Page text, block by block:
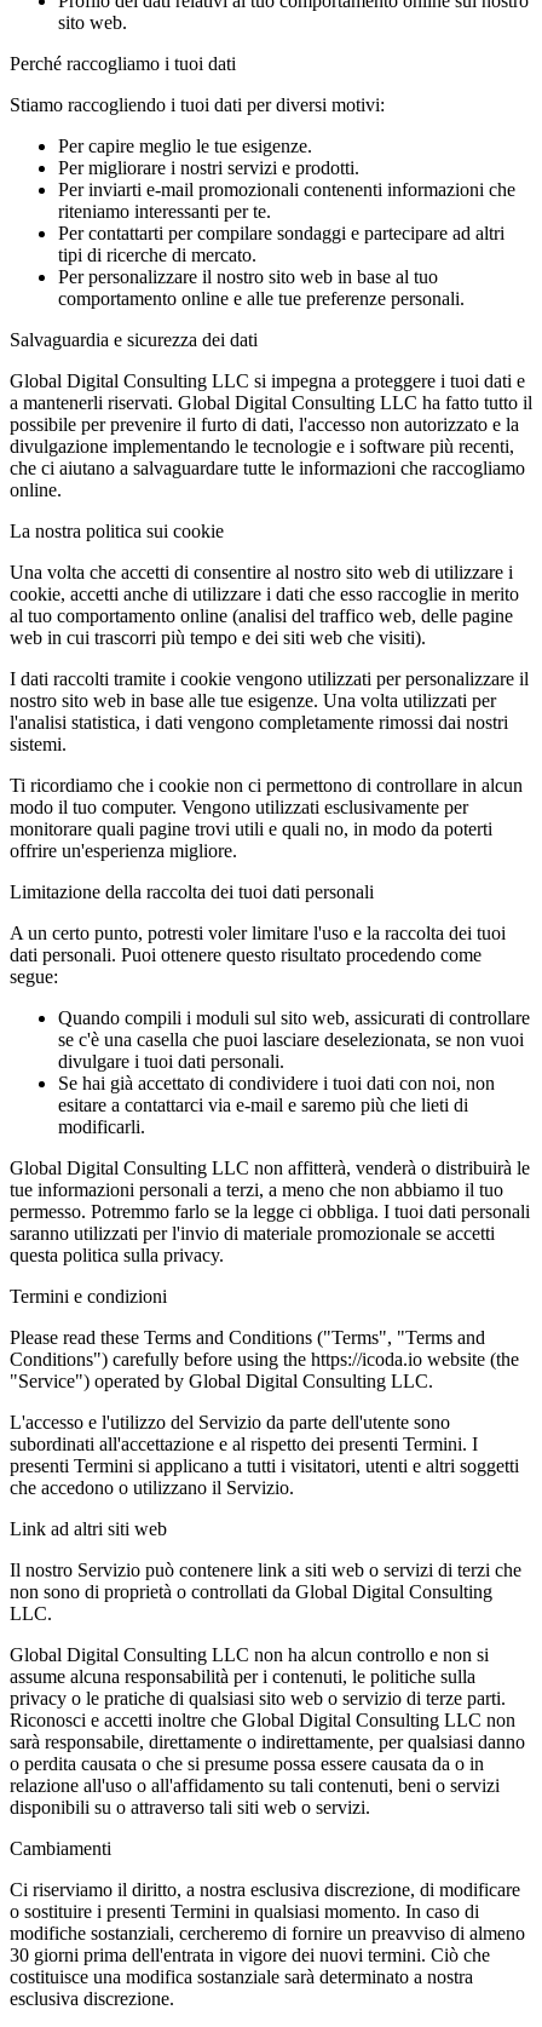
sito web.
Perché raccogliamo i tuoi dati
Stiamo raccogliendo i tuoi dati per diversi motivi:
Per capire meglio le tue esigenze.
Per migliorare i nostri servizi e prodotti.
Per inviarti e-mail promozionali contenenti informazioni che
riteniamo interessanti per te.
Per contattarti per compilare sondaggi e partecipare ad altri
tipi di ricerche di mercato.
Per personalizzare il nostro sito web in base al tuo
comportamento online e alle tue preferenze personali.
Salvaguardia e sicurezza dei dati
Global Digital Consulting LLC si impegna a proteggere i tuoi dati e
a mantenerli riservati. Global Digital Consulting LLC ha fatto tutto il
possibile per prevenire il furto di dati, l'accesso non autorizzato e la
divulgazione implementando le tecnologie e i software più recenti,
che ci aiutano a salvaguardare tutte le informazioni che raccogliamo
online.
La nostra politica sui cookie
Una volta che accetti di consentire al nostro sito web di utilizzare i
cookie, accetti anche di utilizzare i dati che esso raccoglie in merito
al tuo comportamento online (analisi del traffico web, delle pagine
web in cui trascorri più tempo e dei siti web che visiti).
I dati raccolti tramite i cookie vengono utilizzati per personalizzare il
nostro sito web in base alle tue esigenze. Una volta utilizzati per
l'analisi statistica, i dati vengono completamente rimossi dai nostri
sistemi.
Ti ricordiamo che i cookie non ci permettono di controllare in alcun
modo il tuo computer. Vengono utilizzati esclusivamente per
monitorare quali pagine trovi utili e quali no, in modo da poterti
offrire un'esperienza migliore.
Limitazione della raccolta dei tuoi dati personali
A un certo punto, potresti voler limitare l'uso e la raccolta dei tuoi
dati personali. Puoi ottenere questo risultato procedendo come
segue:
Quando compili i moduli sul sito web, assicurati di controllare
se c'è una casella che puoi lasciare deselezionata, se non vuoi
divulgare i tuoi dati personali.
Se hai già accettato di condividere i tuoi dati con noi, non
esitare a contattarci via e-mail e saremo più che lieti di
modificarli.
Global Digital Consulting LLC non affitterà, venderà o distribuirà le
tue informazioni personali a terzi, a meno che non abbiamo il tuo
permesso. Potremmo farlo se la legge ci obbliga. I tuoi dati personali
saranno utilizzati per l'invio di materiale promozionale se accetti
questa politica sulla privacy.
Termini e condizioni
Please read these Terms and Conditions ("Terms", "Terms and
Conditions") carefully before using the https://icoda.io website (the
"Service") operated by Global Digital Consulting LLC.
L'accesso e l'utilizzo del Servizio da parte dell'utente sono
subordinati all'accettazione e al rispetto dei presenti Termini. I
presenti Termini si applicano a tutti i visitatori, utenti e altri soggetti
che accedono o utilizzano il Servizio.
Link ad altri siti web
Il nostro Servizio può contenere link a siti web o servizi di terzi che
non sono di proprietà o controllati da Global Digital Consulting
LLC.
Global Digital Consulting LLC non ha alcun controllo e non si
assume alcuna responsabilità per i contenuti, le politiche sulla
privacy o le pratiche di qualsiasi sito web o servizio di terze parti.
Riconosci e accetti inoltre che Global Digital Consulting LLC non
sarà responsabile, direttamente o indirettamente, per qualsiasi danno
o perdita causata o che si presume possa essere causata da o in
relazione all'uso o all'affidamento su tali contenuti, beni o servizi
disponibili su o attraverso tali siti web o servizi.
Cambiamenti
Ci riserviamo il diritto, a nostra esclusiva discrezione, di modificare
o sostituire i presenti Termini in qualsiasi momento. In caso di
modifiche sostanziali, cercheremo di fornire un preavviso di almeno
30 giorni prima dell'entrata in vigore dei nuovi termini. Ciò che
costituisce una modifica sostanziale sarà determinato a nostra
esclusiva discrezione.